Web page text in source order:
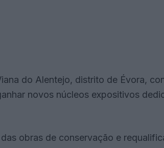
do Alentejo, distrito de Évora,
novos núcleos expositivos
obras de conservação e